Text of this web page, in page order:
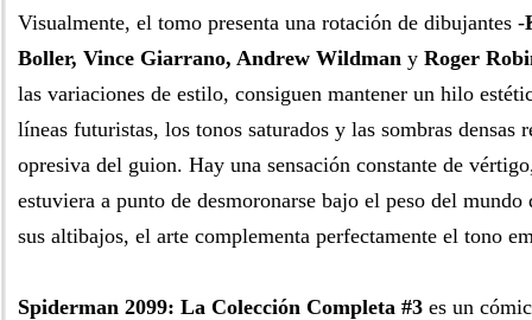
Visualmente, el tomo presenta una rotación de dibujantes -
Boller, Vince Giarrano, Andrew Wildman y Roger
las variaciones de estilo, consiguen mantener un hilo
líneas futuristas, los tonos saturados y las sombras densas
opresiva del guion. Hay una sensación constante de
estuviera a punto de desmoronarse bajo el peso del
sus altibajos, el arte complementa perfectamente el tono
Spiderman 2099: La Colección Completa #3 es un